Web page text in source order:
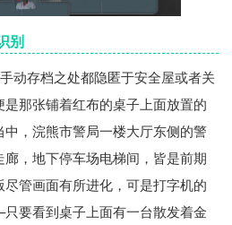
别
动存档之处都隐匿于安全屋或者关
那张铺着红布的桌子上面放置的
，浣熊市警局一楼大厅东侧的警
，地下停车场电梯间，皆是前期
管画面有所进化，可是打字机的
要看到桌子上面有一台散发着金